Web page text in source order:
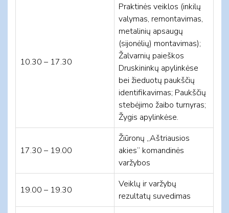
10.30 – 17.30
Praktinės veiklos (inkilų
valymas, remontavimas,
metalinių apsaugų
(sijonėlių) montavimas);
Žalvarnių paieškos
Druskininkų apylinkėse
bei žieduotų paukščių
identifikavimas; Paukščių
stebėjimo žaibo turnyras;
Žygis apylinkėse.
17.30 – 19.00
Žiūronų „Aštriausios
akies“ komandinės
varžybos
19.00 – 19.30
Veiklų ir varžybų
rezultatų suvedimas